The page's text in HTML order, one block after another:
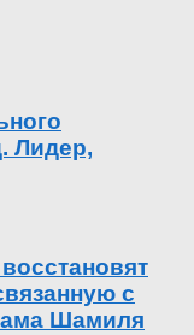
Лидер,
с
Шамиля